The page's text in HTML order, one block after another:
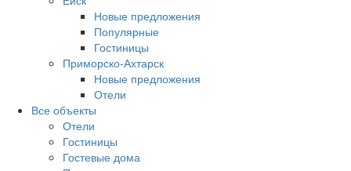
Новые предложения
Популярные
Гостиницы
Приморско-Ахтарск
Новые предложения
Отели
Все объекты
Отели
Гостиницы
Гостевые дома